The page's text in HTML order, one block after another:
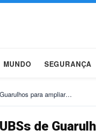
MUNDO SEGURANÇA
para ampliar…
de